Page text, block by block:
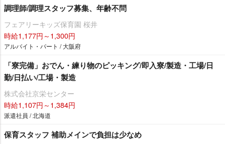
調理師/調理スタッフ募集、年齢不問
フェアリーキッズ保育園 桜井
時給1,177円～1,300円
アルバイト・パート / 大阪府
「寮完備」おでん・練り物のピッキング/即入寮/製造・工場/日
勤/日払い/工場・製造
株式会社京栄センター
時給1,107円～1,384円
派遣社員 / 北海道
保育スタッフ 補助メインで負担は少なめ